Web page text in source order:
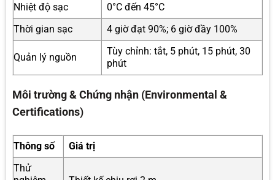
Nhiệt độ sạc
0°C đến 45°C
Thời gian sạc
4 giờ đạt 90%; 6 giờ đầy 100%
Quản lý nguồn
Tùy chỉnh: tắt, 5 phút, 15 phút, 30
phút
Môi trường & Chứng nhận (Environmental &
Certifications)
Thông số
Giá trị
Thử